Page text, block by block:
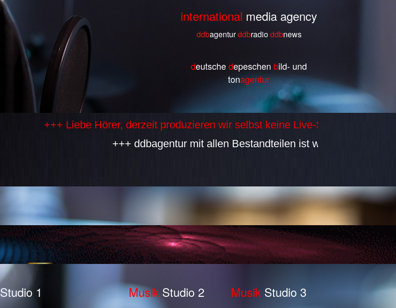
international media agency
ddbagenturddbradioddbnews
deutschedepeschen bild- und
tonagentur
+++ Liebe Hörer, derzeit produzieren wir selbst keine Live-Sendungen. Wir
+++ ddbagentur mit allen Bestandteilen ist werbefrei, unzensiert
Studio 1 Musik Studio 2 MusikStudio 3